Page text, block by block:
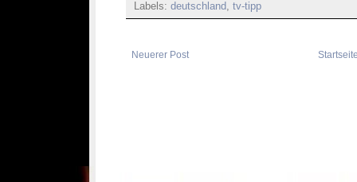
Labels: deutschland, tv-tipp
Neuerer Post